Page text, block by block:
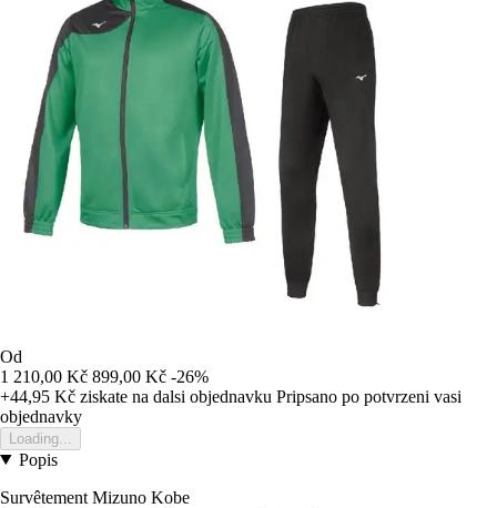
Od
1 210,00 Kč 899,00 Kč -26%
+44,95 Kč ziskate na dalsi objednavku Pripsano po potvrzeni vasi
objednavky
Loading...
Popis
Survêtement Mizuno Kobe